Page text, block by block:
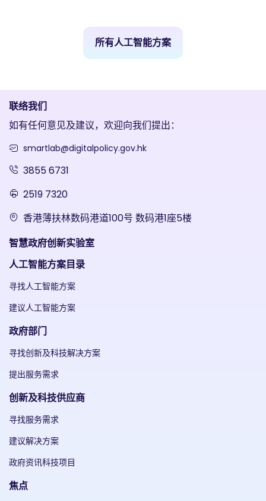
所有人工智能方案
联络我们
如有任何意见及建议，欢迎向我们提出：
smartlab@digitalpolicy.gov.hk
3855 6731
2519 7320
香港薄扶林数码港道100号 数码港1座5楼
智慧政府创新实验室
人工智能方案目录
寻找人工智能方案
建议人工智能方案
政府部门
寻找创新及科技解决方案
提出服务需求
创新及科技供应商
寻找服务需求
建议解决方案
政府资讯科技项目
焦点